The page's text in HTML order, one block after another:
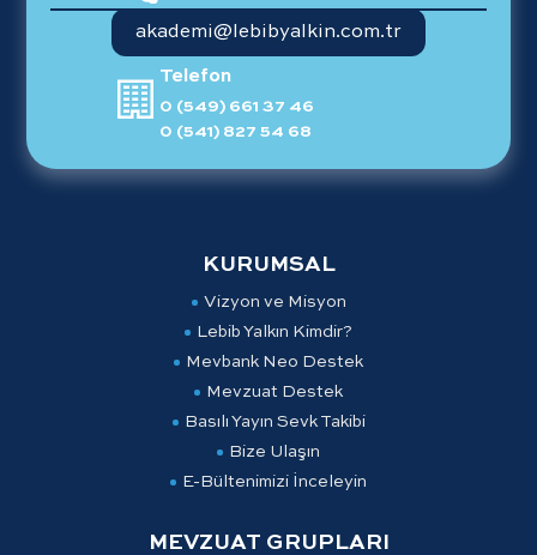
akademi@lebibyalkin.com.tr
Telefon
0 (549) 661 37 46
0 (541) 827 54 68
KURUMSAL
Vizyon ve Misyon
Lebib Yalkın Kimdir?
Mevbank Neo Destek
Mevzuat Destek
Basılı Yayın Sevk Takibi
Bize Ulaşın
E-Bültenimizi İnceleyin
MEVZUAT GRUPLARI